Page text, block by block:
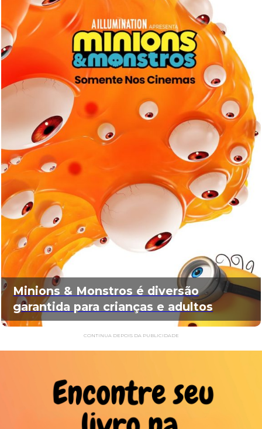
Minions & Monstros é diversão
garantida para crianças e adultos
CONTINUA DEPOIS DA PUBLICIDADE